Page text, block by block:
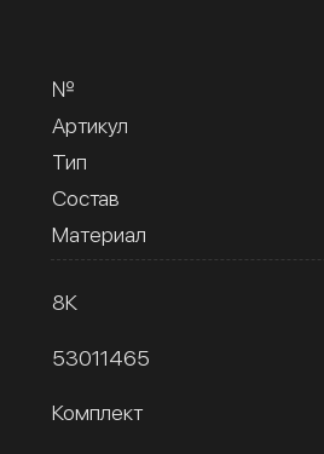
№
Артикул
Тип
Состав
Материал
8К
53011465
Комплект